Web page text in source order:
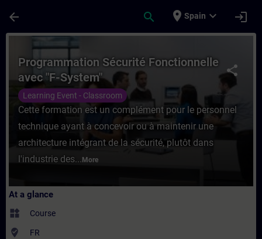
arrow_back search place Spain expand_more login
Course - Programmation Sécurité
share
Programmation Sécurité Fonctionnelle
avec "F-System"
Learning Event - Classroom
Cette formation est un complément pour le personnel
technique ayant à concevoir ou à maintenir une
architecture intégrant de la sécurité, plutôt dans
l'industrie des... More
At a glance
widgets Course
where_to_vote FR